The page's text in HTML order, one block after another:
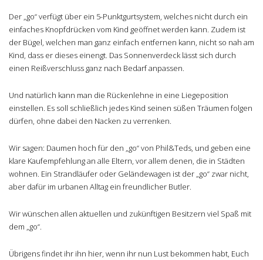
Der „go“ verfügt über ein 5-Punktgurtsystem, welches nicht durch ein
einfaches Knopfdrücken vom Kind geöffnet werden kann. Zudem ist
der Bügel, welchen man ganz einfach entfernen kann, nicht so nah am
Kind, dass er dieses einengt. Das Sonnenverdeck lässt sich durch
einen Reißverschluss ganz nach Bedarf anpassen.
Und natürlich kann man die Rückenlehne in eine Liegeposition
einstellen. Es soll schließlich jedes Kind seinen süßen Träumen folgen
dürfen, ohne dabei den Nacken zu verrenken.
Wir sagen: Daumen hoch für den „go“ von Phil&Teds, und geben eine
klare Kaufempfehlung an alle Eltern, vor allem denen, die in Städten
wohnen. Ein Strandläufer oder Geländewagen ist der „go“ zwar nicht,
aber dafür im urbanen Alltag ein freundlicher Butler.
Wir wünschen allen aktuellen und zukünftigen Besitzern viel Spaß mit
dem „go“.
Übrigens findet ihr ihn hier, wenn ihr nun Lust bekommen habt, Euch